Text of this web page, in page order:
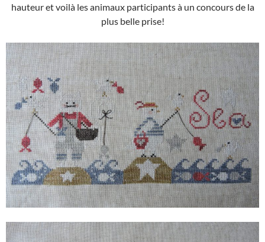
hauteur et voilà les animaux participants à un concours de la
plus belle prise!